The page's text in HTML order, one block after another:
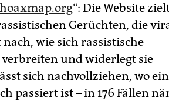
hoaxmap.org“: Die Website
Gerüchten, die
wie sich rassistische
und widerlegt sie
sich nachvollziehen, wo
passiert ist – in 176 Fällen